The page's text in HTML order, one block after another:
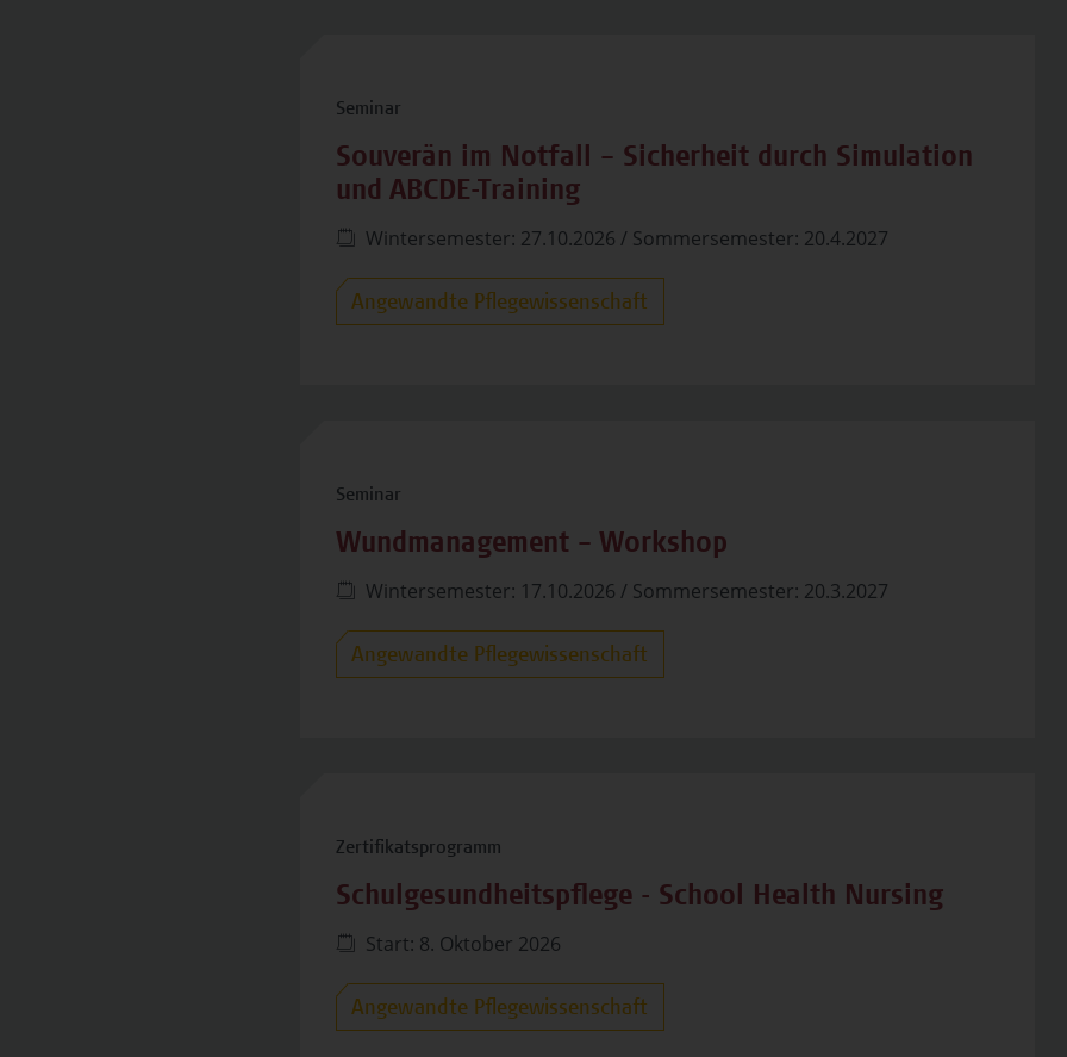
Seminar
Souverän im Notfall – Sicherheit durch Simulation
und ABCDE-Training
Wintersemester: 27.10.2026 / Sommersemester: 20.4.2027
Angewandte Pflegewissenschaft
Seminar
Wundmanagement – Workshop
Wintersemester: 17.10.2026 / Sommersemester: 20.3.2027
Angewandte Pflegewissenschaft
Zertifikatsprogramm
Schulgesundheitspflege - School Health Nursing
Start: 8. Oktober 2026
Angewandte Pflegewissenschaft